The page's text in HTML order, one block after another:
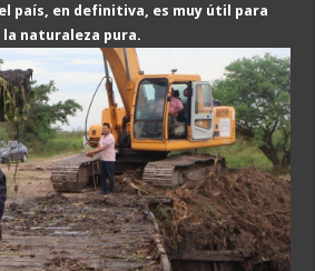
país, en definitiva, es muy útil para
naturaleza pura.